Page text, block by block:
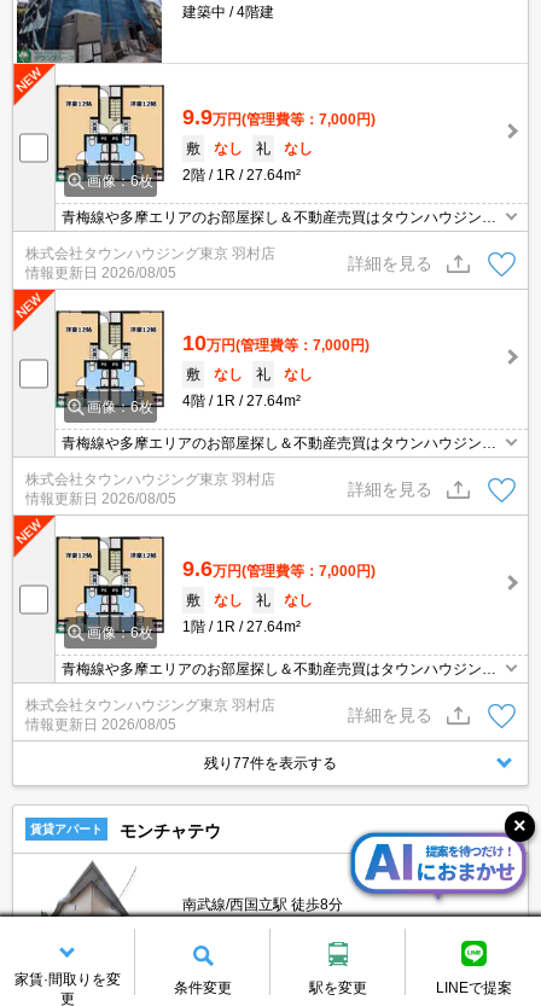
建築中
4階建
画像：6枚
9.9万円(管理費等：7,000円)
敷
なし 礼
なし
2階
1R 27.64m²
青梅線や多摩エリアのお部屋探し＆不動産売買はタウンハウジング
羽村店にお任せを！ご来店時無料駐車場ご用意あります！
株式会社タウンハウジング東京 羽村店
情報更新日 2026/08/05
詳細を見る
画像：6枚
10万円(管理費等：7,000円)
敷
なし 礼
なし
4階
1R 27.64m²
青梅線や多摩エリアのお部屋探し＆不動産売買はタウンハウジング
羽村店にお任せを！ご来店時無料駐車場ご用意あります！
株式会社タウンハウジング東京 羽村店
情報更新日 2026/08/05
詳細を見る
画像：6枚
9.6万円(管理費等：7,000円)
敷
なし 礼
なし
1階
1R 27.64m²
青梅線や多摩エリアのお部屋探し＆不動産売買はタウンハウジング
羽村店にお任せを！ご来店時無料駐車場ご用意あります！
株式会社タウンハウジング東京 羽村店
情報更新日 2026/08/05
詳細を見る
残り77件を表示する
賃貸アパート モンチャテウ
南武線/西国立駅 徒歩8分
東京都立川市羽衣町３丁目
築17年
家賃·間取りを変
更
条件変更 駅を変更 LINEで提案